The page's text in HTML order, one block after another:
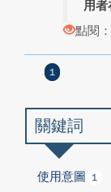
用
點閱
1
關鍵詞
使用意圖 1